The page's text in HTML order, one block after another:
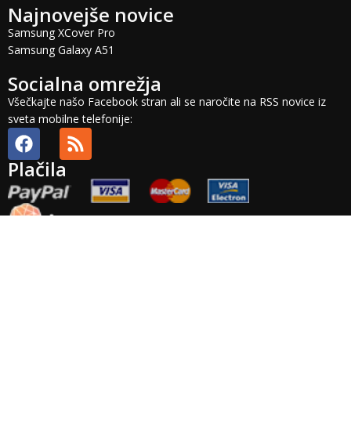
Najnovejše novice
Samsung XCover Pro
Samsung Galaxy A51
Socialna omrežja
Všečkajte našo Facebook stran ali se naročite na RSS novice iz
sveta mobilne telefonije:
Plačila